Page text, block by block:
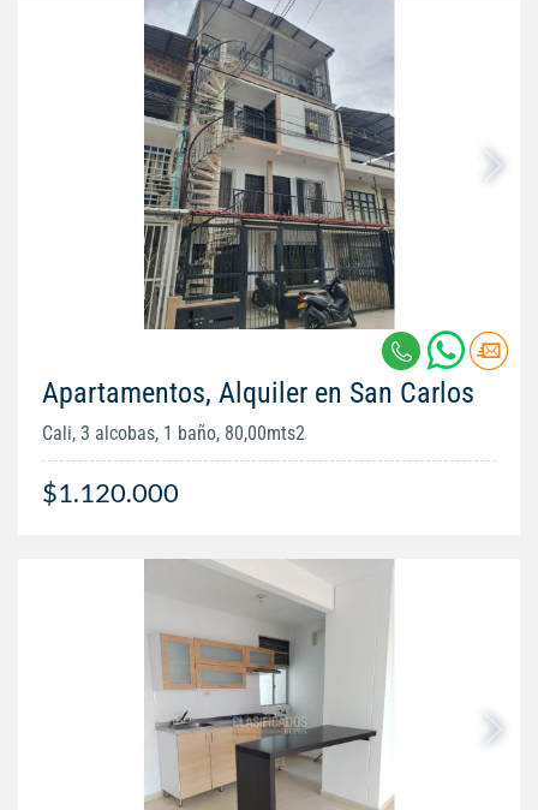
Apartamentos, Alquiler en San Carlos
Cali, 3 alcobas, 1 baño, 80,00mts2
$1.120.000